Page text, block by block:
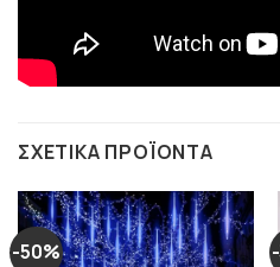
ΣΧΕΤΙΚΆ ΠΡΟΪΌΝΤΑ
-50%